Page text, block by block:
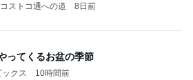
ストコ通への道 8日前
ってくるお盆の季節
クス 10時間前